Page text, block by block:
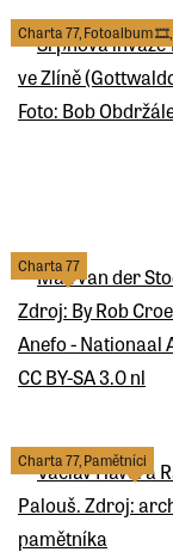
Charta 77,Fotoalbum 🎞️,
Charta 77
Charta 77,Pamětníci